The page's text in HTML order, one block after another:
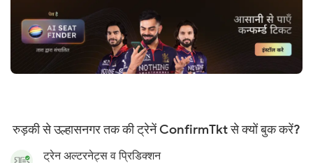
रुड़की से उल्हासनगर तक की ट्रेनें ConfirmTkt से क्यों बुक करें?
ट्रेन अल्टरनेट्स व प्रिडिक्शन